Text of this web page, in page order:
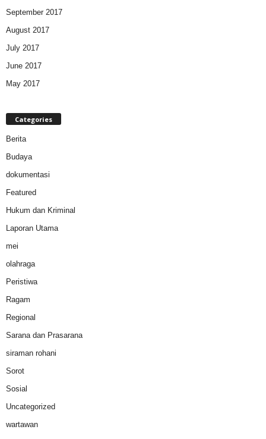
September 2017
August 2017
July 2017
June 2017
May 2017
Categories
Berita
Budaya
dokumentasi
Featured
Hukum dan Kriminal
Laporan Utama
mei
olahraga
Peristiwa
Ragam
Regional
Sarana dan Prasarana
siraman rohani
Sorot
Sosial
Uncategorized
wartawan